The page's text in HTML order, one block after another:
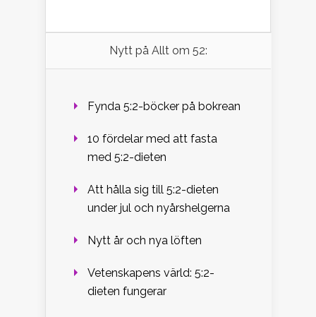
Nytt på Allt om 52:
Fynda 5:2-böcker på bokrean
10 fördelar med att fasta
med 5:2-dieten
Att hålla sig till 5:2-dieten
under jul och nyårshelgerna
Nytt år och nya löften
Vetenskapens värld: 5:2-
dieten fungerar